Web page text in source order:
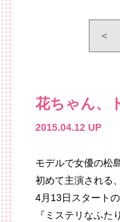
＜
花ちゃん、
2015.04.12 UP
モデルで女優の松
初めて主演される、
4月13日スタート
『ミステリなふた